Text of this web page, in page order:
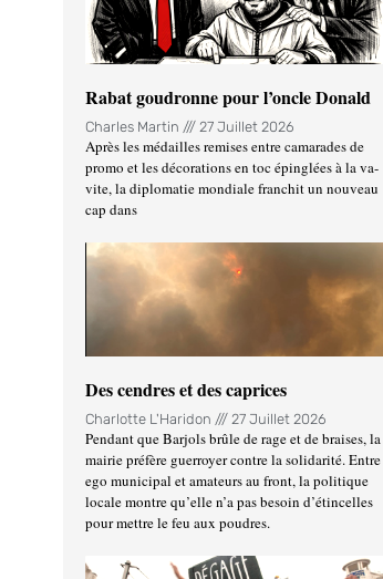
Rabat goudronne pour l’oncle Donald
Charles Martin 27 Juillet 2026
Après les médailles remises entre camarades de
promo et les décorations en toc épinglées à la va-
vite, la diplomatie mondiale franchit un nouveau
cap dans
Des cendres et des caprices
Charlotte L'Haridon 27 Juillet 2026
Pendant que Barjols brûle de rage et de braises, la
mairie préfère guerroyer contre la solidarité. Entre
ego municipal et amateurs au front, la politique
locale montre qu’elle n’a pas besoin d’étincelles
pour mettre le feu aux poudres.